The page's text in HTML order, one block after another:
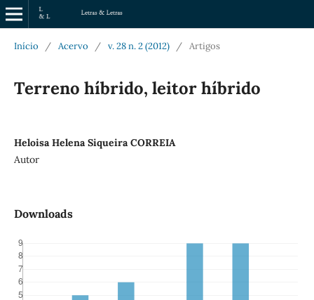
Início / Acervo / v. 28 n. 2 (2012) / Artigos
Terreno híbrido, leitor híbrido
Heloisa Helena Siqueira CORREIA
Autor
Downloads